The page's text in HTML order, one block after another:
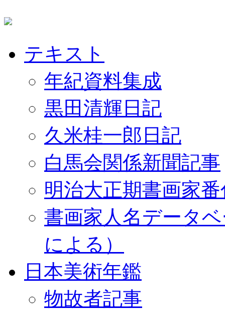
テキスト
年紀資料集成
黒田清輝日記
久米桂一郎日記
白馬会関係新聞記事
明治大正期書画家
書画家人名データ
による）
日本美術年鑑
物故者記事